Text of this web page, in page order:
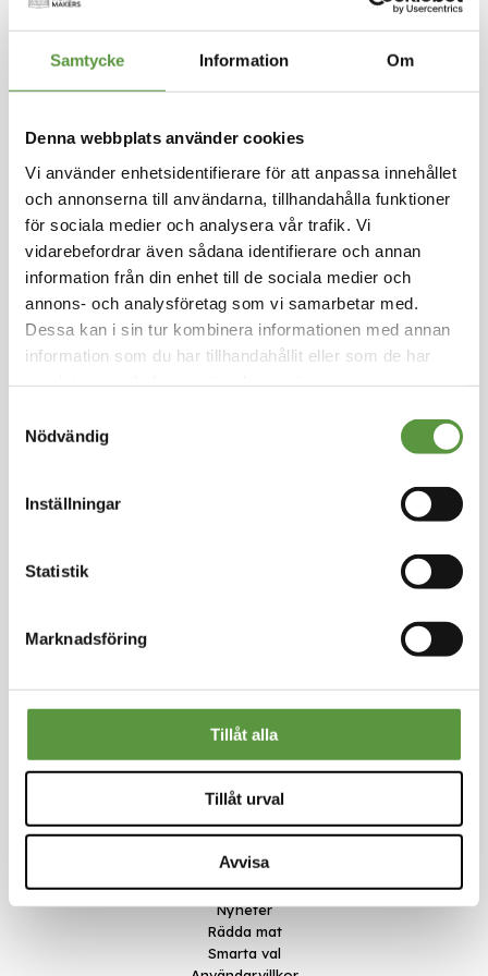
Samtycke Information Om
Denna webbplats använder cookies
Vi använder enhetsidentifierare för att anpassa innehållet
och annonserna till användarna, tillhandahålla funktioner
för sociala medier och analysera vår trafik. Vi
vidarebefordrar även sådana identifierare och annan
information från din enhet till de sociala medier och
annons- och analysföretag som vi samarbetar med.
Dessa kan i sin tur kombinera informationen med annan
information som du har tillhandahållit eller som de har
Nödvändig
Inställningar
Statistik
Marknadsföring
Tillåt alla
Tillåt urval
Avvisa
Glasstopping Banan 1,2
kg
Logga in för att handla
Banantopping perfekt för att dekorera dessert
er som glass, pannkakor, smoothies och bakver
k. Praktisk droppfri flaska.
Kolonial
Kartong på pall - 42st - 50.4Kg
Utg:2026-12-19
Artikel nummer
till
början
bildgalleriet
Om oss
Nyheter
Rädda mat
Smarta val
Kontakt
Meal Makers
Kungstorget 1
451 30 Uddevalla
kundservice@mealmakers.se
Org.nr. 559173-1277